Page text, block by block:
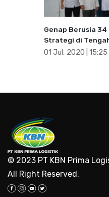
Genap Berusia 34
Strategi di
01 Jul, 2020 | 15:25
© 2023 PT KBN Prima
All Right Reserved.